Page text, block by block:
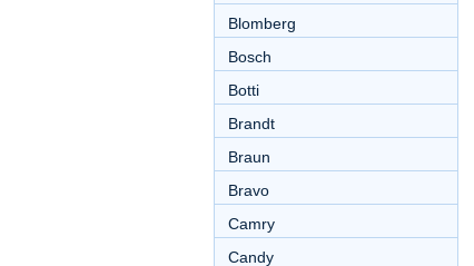
Blomberg
Bosch
Botti
Brandt
Braun
Bravo
Camry
Candy